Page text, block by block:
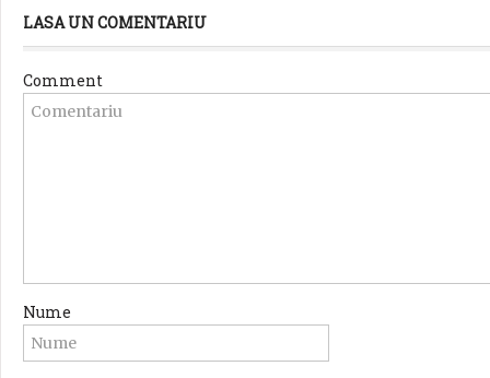
LASA UN COMENTARIU
Comment
Nume